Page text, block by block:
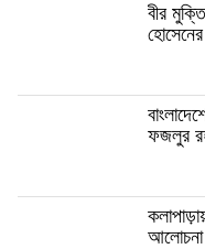
বীর
ফজলুর